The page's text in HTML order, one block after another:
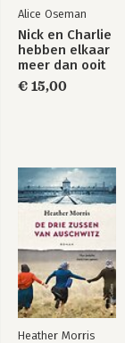
Alice Oseman
Nick en Charlie
hebben elkaar
meer dan ooit
nodig…
€ 15,00
Heather Morris